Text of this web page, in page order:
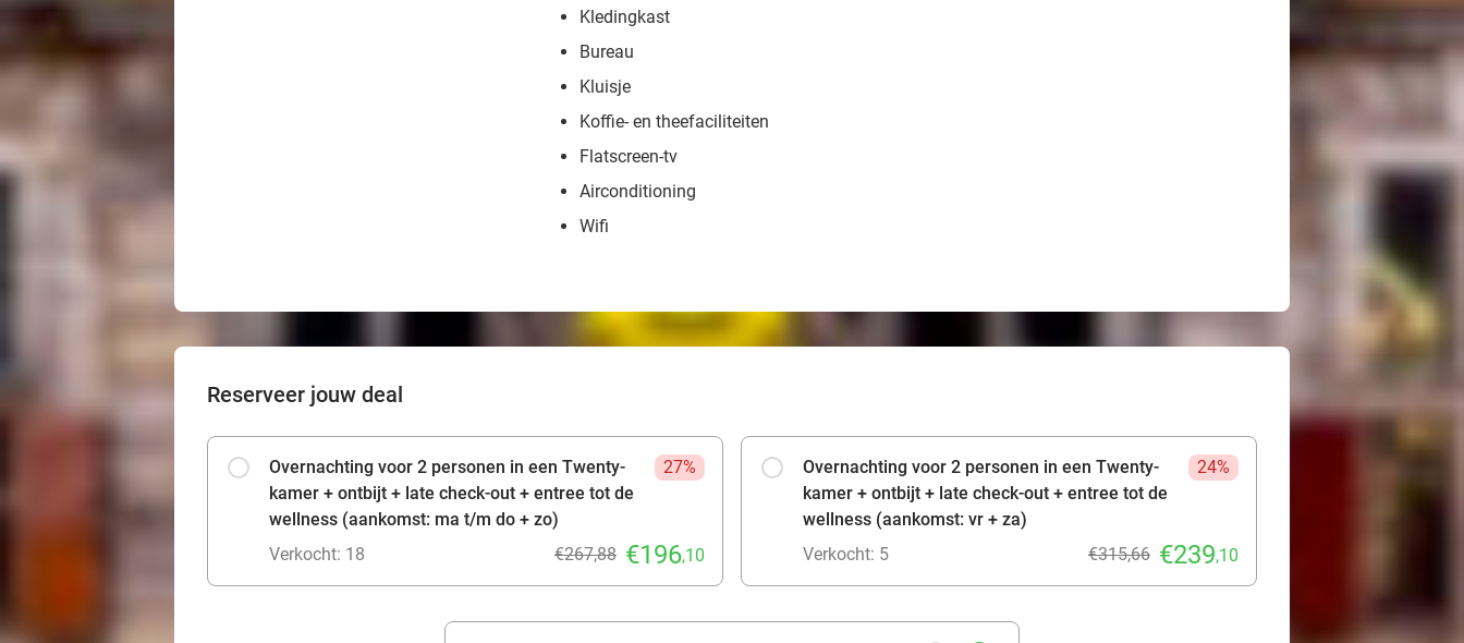
Kledingkast
Bureau
Kluisje
Koffie- en theefaciliteiten
Flatscreen-tv
Airconditioning
Wifi
Reserveer jouw deal
Overnachting voor 2 personen in een Twenty-
kamer + ontbijt + late check-out + entree tot de
wellness (aankomst: ma t/m do + zo)
27%
Verkocht: 18 €267,88 €196,10
Overnachting voor 2 personen in een Twenty-
kamer + ontbijt + late check-out + entree tot de
wellness (aankomst: vr + za)
24%
Verkocht: 5 €315,66 €239,10